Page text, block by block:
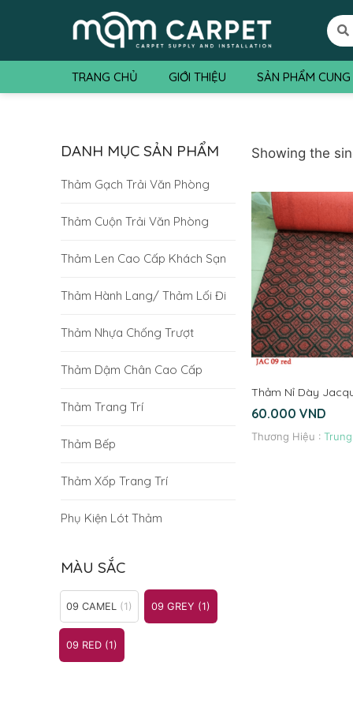
TRANG CHỦ GIỚI THIỆU SẢN PHẨM
DANH MỤC SẢN PHẨM
Thảm Gạch Trải Văn Phòng
Thảm Cuộn Trải Văn Phòng
Thảm Len Cao Cấp Khách Sạn
Thảm Hành Lang/ Thảm Lối Đi
Thảm Nhựa Chống Trượt
Thảm Dậm Chân Cao Cấp
Thảm Trang Trí
Thảm Bếp
Thảm Xốp Trang Trí
Phụ Kiện Lót Thảm
MÀU SẮC
09 CAMEL (1) 09 GREY (1)
09 RED (1)
Showing the
Thảm Nỉ Dày
60.000VND
Thương Hiệu :